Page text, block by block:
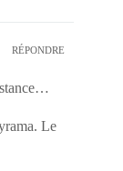
RÉPONDRE
Le